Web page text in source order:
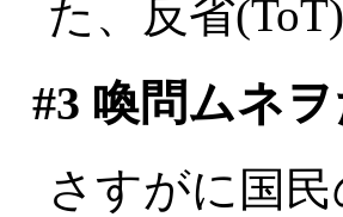
た、反省
#3 喚問ムネ
さすがに国